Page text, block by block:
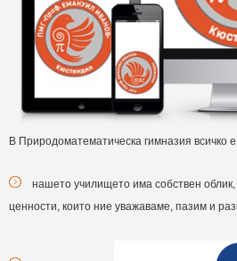
В Природоматематическа гимназия всичко
нашето училището има собствен
ценности, които ние уважаваме, пазим и